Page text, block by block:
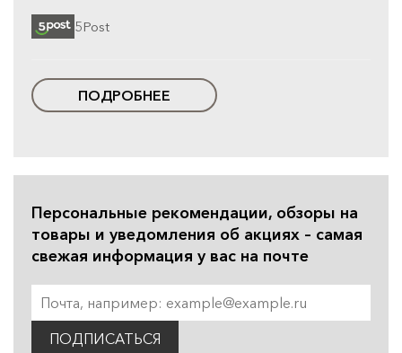
5Post
ПОДРОБНЕЕ
Персональные рекомендации, обзоры на
товары и уведомления об акциях – самая
свежая информация у вас на почте
ПОДПИСАТЬСЯ